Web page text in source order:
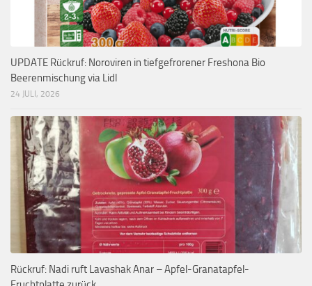
UPDATE Rückruf: Noroviren in tiefgefrorener Freshona Bio
Beerenmischung via Lidl
24 JULI, 2026
Rückruf: Nadi ruft Lavashak Anar – Apfel-Granatapfel-